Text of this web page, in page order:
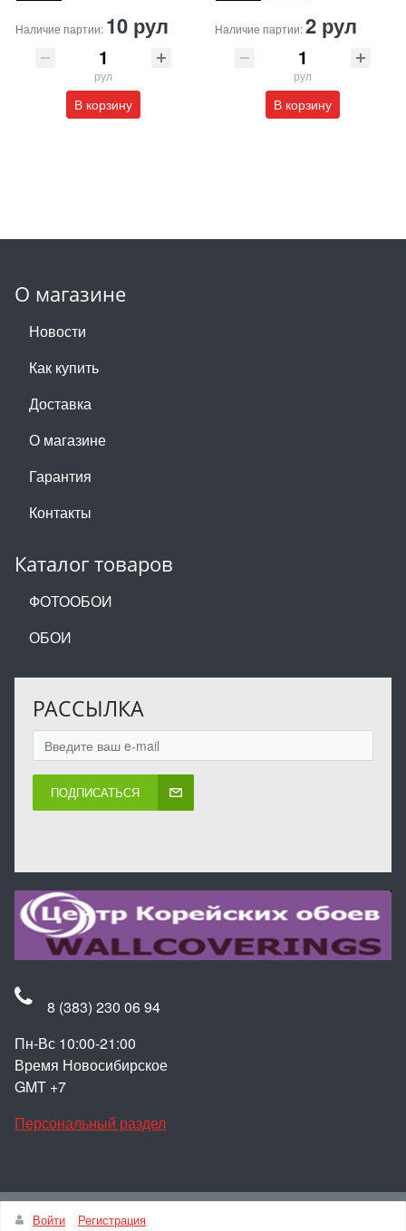
Наличие партии: 10 рул
рул
В корзину
Наличие партии:2 рул
рул
В корзину
О магазине
Новости
Как купить
Доставка
О магазине
Гарантия
Контакты
Каталог товаров
ФОТООБОИ
ОБОИ
РАССЫЛКА
ПОДПИСАТЬСЯ
8 (383) 230 06 94
Пн-Вс 10:00-21:00
Время Новосибирское
GMT +7
Персональный раздел
Войти Регистрация